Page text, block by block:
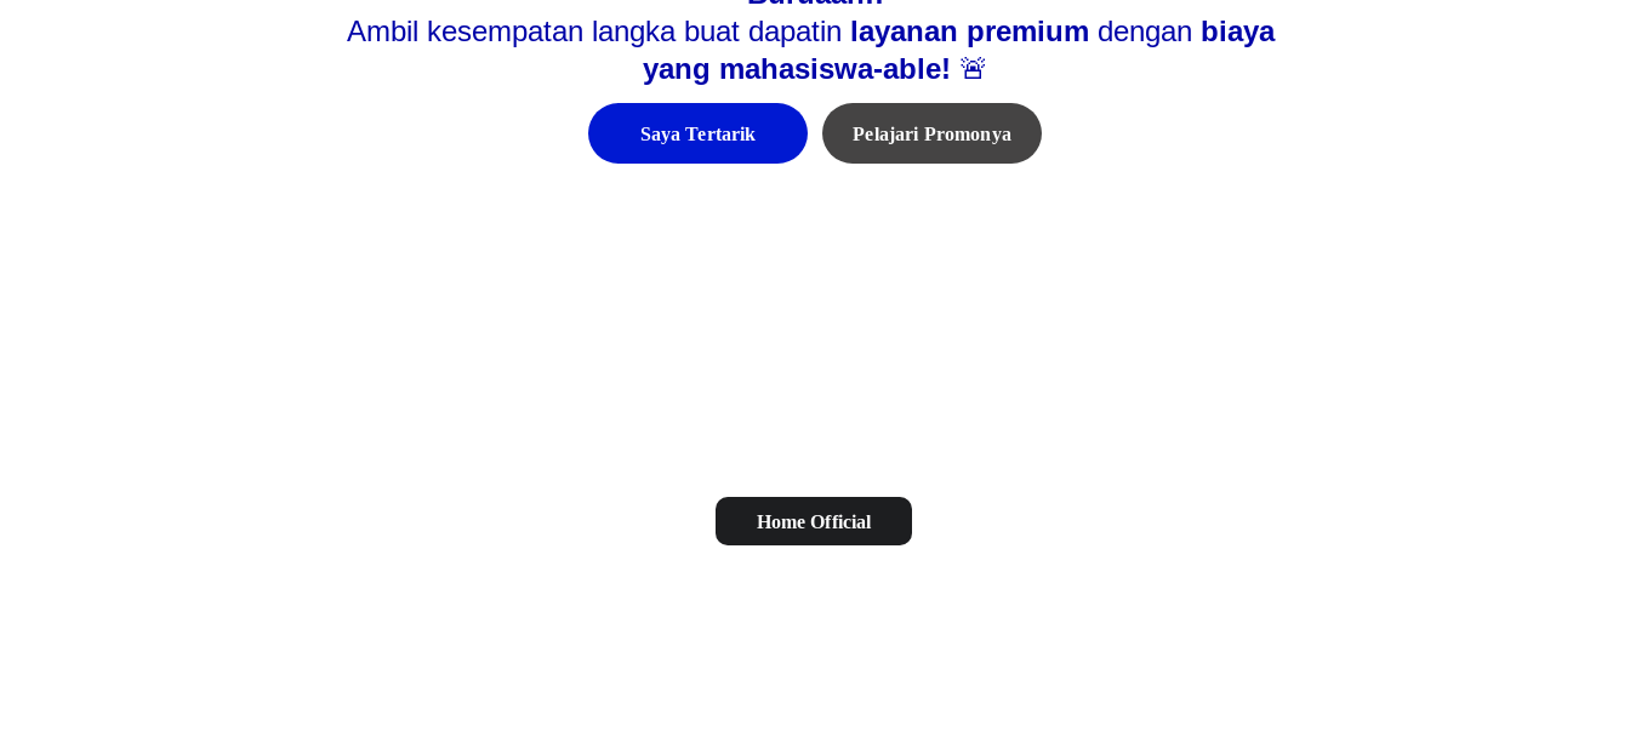
Saya Tertarik Pelajari Promonya
Ambil kesempatan langka buat dapatin layanan premium dengan biaya
yang mahasiswa-able! 🚨
Home Official